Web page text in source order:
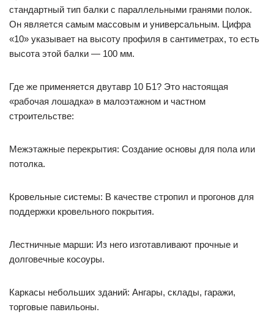
стандартный тип балки с параллельными гранями полок.
Он является самым массовым и универсальным. Цифра
«10» указывает на высоту профиля в сантиметрах, то есть
высота этой балки — 100 мм.
Где же применяется двутавр 10 Б1? Это настоящая
«рабочая лошадка» в малоэтажном и частном
строительстве:
Межэтажные перекрытия: Создание основы для пола или
потолка.
Кровельные системы: В качестве стропил и прогонов для
поддержки кровельного покрытия.
Лестничные марши: Из него изготавливают прочные и
долговечные косоуры.
Каркасы небольших зданий: Ангары, склады, гаражи,
торговые павильоны.